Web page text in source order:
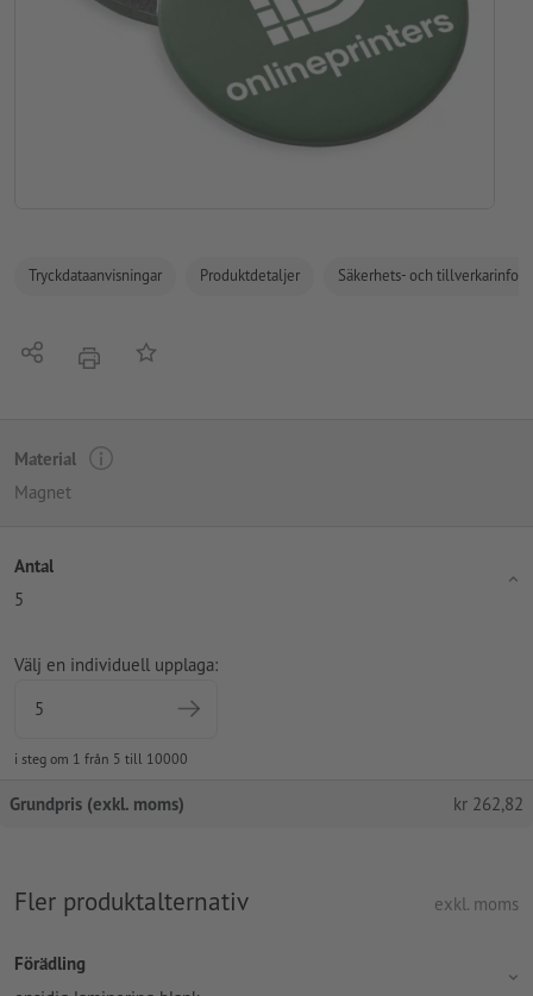
Tryckdataanvisningar Produktdetaljer Säkerhets- och
Dela erbjudandePå anteckningslistan
Material
Magnet
Antal
5
Välj en individuell upplaga:
i steg om 1 från 5 till 10000
Grundpris (exkl. moms) kr 262,82
Fler produktalternativ exkl. moms
Förädling